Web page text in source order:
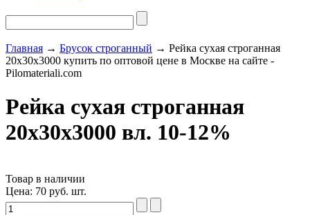
Главная → Брусок строганный → Рейка сухая строганная
20х30х3000 купить по оптовой цене в Москве на сайте -
Pilomateriali.com
Рейка сухая строганная
20х30х3000 вл. 10-12%
Товар в наличии
Цена: 70 руб. шт.